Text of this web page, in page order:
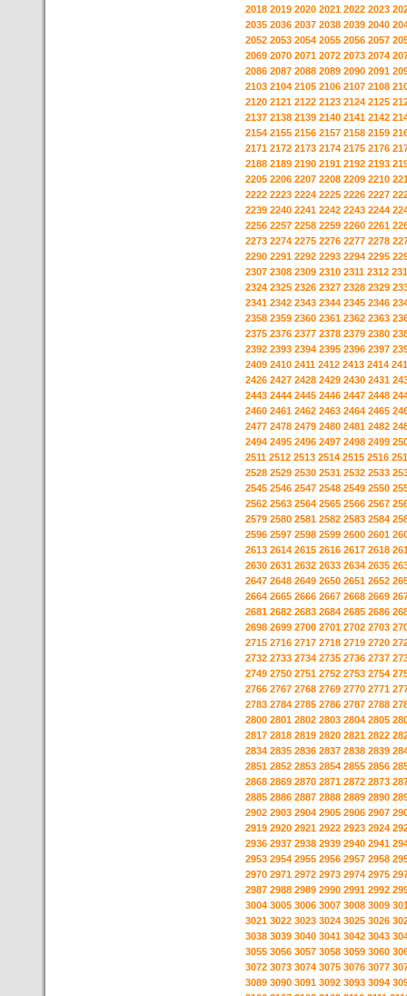
2018 2019 2020 2021 2022 2023
2035 2036 2037 2038 2039 2040
2052 2053 2054 2055 2056 2057
2069 2070 2071 2072 2073 2074
2086 2087 2088 2089 2090 2091
2103 2104 2105 2106 2107 2108
2120 2121 2122 2123 2124 2125
2137 2138 2139 2140 2141 2142
2154 2155 2156 2157 2158 2159
2171 2172 2173 2174 2175 2176
2188 2189 2190 2191 2192 2193
2205 2206 2207 2208 2209 2210
2222 2223 2224 2225 2226 2227
2239 2240 2241 2242 2243 2244
2256 2257 2258 2259 2260 2261
2273 2274 2275 2276 2277 2278
2290 2291 2292 2293 2294 2295
2307 2308 2309 2310 2311 2312
2324 2325 2326 2327 2328 2329
2341 2342 2343 2344 2345 2346
2358 2359 2360 2361 2362 2363
2375 2376 2377 2378 2379 2380
2392 2393 2394 2395 2396 2397
2409 2410 2411 2412 2413 2414
2426 2427 2428 2429 2430 2431
2443 2444 2445 2446 2447 2448
2460 2461 2462 2463 2464 2465
2477 2478 2479 2480 2481 2482
2494 2495 2496 2497 2498 2499
2511 2512 2513 2514 2515 2516
2528 2529 2530 2531 2532 2533
2545 2546 2547 2548 2549 2550
2562 2563 2564 2565 2566 2567
2579 2580 2581 2582 2583 2584
2596 2597 2598 2599 2600 2601
2613 2614 2615 2616 2617 2618
2630 2631 2632 2633 2634 2635
2647 2648 2649 2650 2651 2652
2664 2665 2666 2667 2668 2669
2681 2682 2683 2684 2685 2686
2698 2699 2700 2701 2702 2703
2715 2716 2717 2718 2719 2720
2732 2733 2734 2735 2736 2737
2749 2750 2751 2752 2753 2754
2766 2767 2768 2769 2770 2771
2783 2784 2785 2786 2787 2788
2800 2801 2802 2803 2804 2805
2817 2818 2819 2820 2821 2822
2834 2835 2836 2837 2838 2839
2851 2852 2853 2854 2855 2856
2868 2869 2870 2871 2872 2873
2885 2886 2887 2888 2889 2890
2902 2903 2904 2905 2906 2907
2919 2920 2921 2922 2923 2924
2936 2937 2938 2939 2940 2941
2953 2954 2955 2956 2957 2958
2970 2971 2972 2973 2974 2975
2987 2988 2989 2990 2991 2992
3004 3005 3006 3007 3008 3009
3021 3022 3023 3024 3025 3026
3038 3039 3040 3041 3042 3043
3055 3056 3057 3058 3059 3060
3072 3073 3074 3075 3076 3077
3089 3090 3091 3092 3093 3094